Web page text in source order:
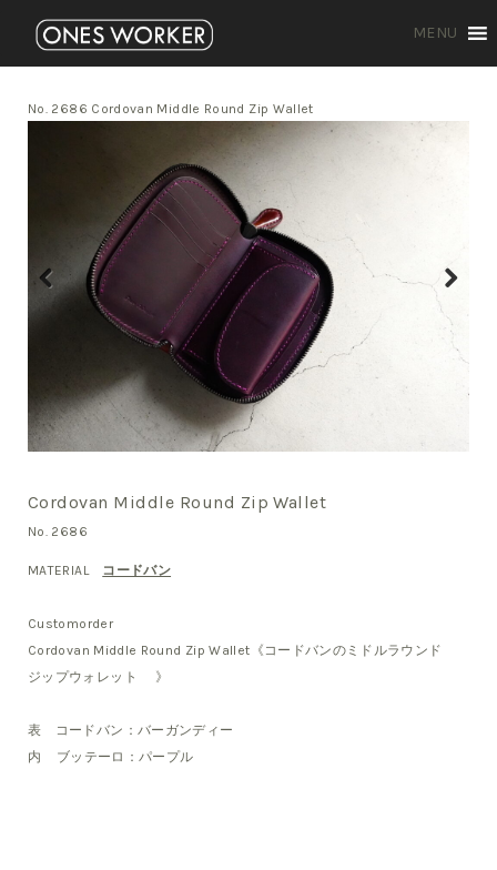
MENU
No. 2686 Cordovan Middle Round Zip Wallet
Cordovan Middle Round Zip Wallet
No. 2686
MATERIAL コードバン
Customorder
Cordovan Middle Round Zip Wallet《コードバンのミドルラウンド
ジップウォレット 》
表 コードバン：バーガンディー
内 ブッテーロ：パープル